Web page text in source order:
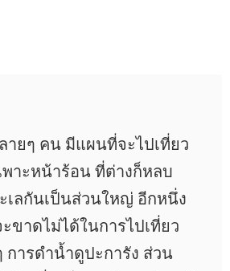
ายๆ คน มีแผนที่จะไปเที่ยว
พาะหน้าร้อน ที่ต่างก็หลบ
เลกันเป็นส่วนใหญ่ อีกหนึ่ง
ขาดไม่ได้ในการไปเที่ยว
การดำน้ำดูปะการัง ส่วน